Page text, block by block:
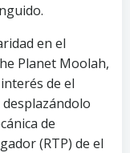
en el
Planet Moolah,
de el
de
(RTP) de el